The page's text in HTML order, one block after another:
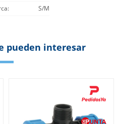
S/M
pueden interesar